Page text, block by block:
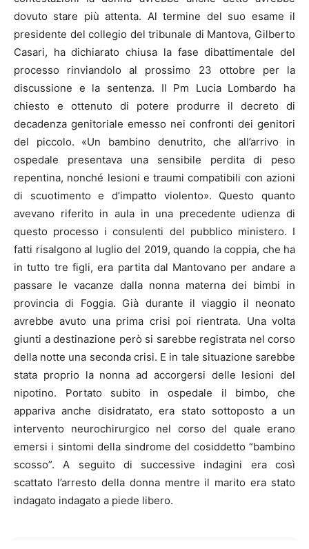
dovuto stare più attenta. Al termine del suo esame il
presidente del collegio del tribunale di Mantova, Gilberto
Casari, ha dichiarato chiusa la fase dibattimentale del
processo rinviandolo al prossimo 23 ottobre per la
discussione e la sentenza. Il Pm Lucia Lombardo ha
chiesto e ottenuto di potere produrre il decreto di
decadenza genitoriale emesso nei confronti dei genitori
del piccolo. «Un bambino denutrito, che all’arrivo in
ospedale presentava una sensibile perdita di peso
repentina, nonché lesioni e traumi compatibili con azioni
di scuotimento e d’impatto violento». Questo quanto
avevano riferito in aula in una precedente udienza di
questo processo i consulenti del pubblico ministero. I
fatti risalgono al luglio del 2019, quando la coppia, che ha
in tutto tre figli, era partita dal Mantovano per andare a
passare le vacanze dalla nonna materna dei bimbi in
provincia di Foggia. Già durante il viaggio il neonato
avrebbe avuto una prima crisi poi rientrata. Una volta
giunti a destinazione però si sarebbe registrata nel corso
della notte una seconda crisi. E in tale situazione sarebbe
stata proprio la nonna ad accorgersi delle lesioni del
nipotino. Portato subito in ospedale il bimbo, che
appariva anche disidratato, era stato sottoposto a un
intervento neurochirurgico nel corso del quale erano
emersi i sintomi della sindrome del cosiddetto “bambino
scosso”. A seguito di successive indagini era così
scattato l’arresto della donna mentre il marito era stato
indagato indagato a piede libero.